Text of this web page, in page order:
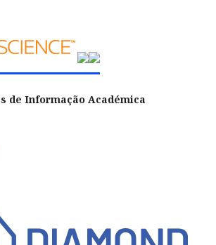
de Informação Académica